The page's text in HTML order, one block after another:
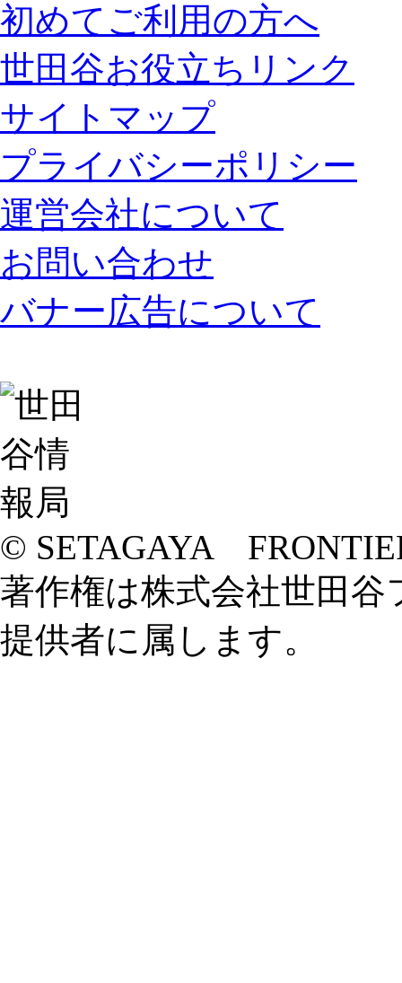
初めてご利用の方へ
世田谷お役立ちリンク
サイトマップ
プライバシーポリシー
運営会社について
お問い合わせ
バナー広告について
© SETAGAYA
著作権は株式会社世田
提供者に属します。